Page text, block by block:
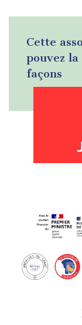
Cette
pouvez
façons